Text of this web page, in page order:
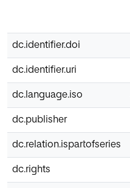
dc.identifier.doi
dc.identifier.uri
dc.language.iso
dc.publisher
dc.relation.ispartofseries
dc.rights